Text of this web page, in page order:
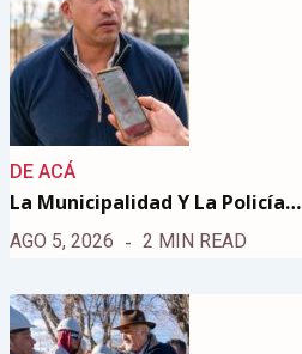
DE ACÁ
La Municipalidad Y La Policía…
AGO 5, 2026 2 MIN READ